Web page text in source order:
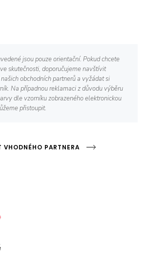
jsou pouze orientační. Pokud chcete
skutečnosti, doporučujeme navštívit
obchodních partnerů a vyžádat si
Na případnou reklamaci z důvodu výběru
dle vzorníku zobrazeného elektronickou
přistoupit.
VHODNÉHO PARTNERA